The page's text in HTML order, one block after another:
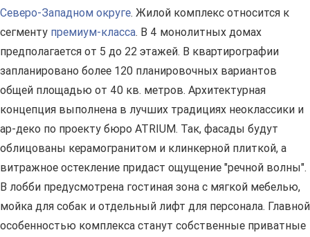
Северо-Западном округе. Жилой комплекс относится к
сегменту премиум-класса. В 4 монолитных домах
предполагается от 5 до 22 этажей. В квартирографии
запланировано более 120 планировочных вариантов
общей площадью от 40 кв. метров. Архитектурная
концепция выполнена в лучших традициях неоклассики и
ар-деко по проекту бюро ATRIUM. Так, фасады будут
облицованы керамогранитом и клинкерной плиткой, а
витражное остекление придаст ощущение "речной волны".
В лобби предусмотрена гостиная зона с мягкой мебелью,
мойка для собак и отдельный лифт для персонала. Главной
особенностью комплекса станут собственные приватные